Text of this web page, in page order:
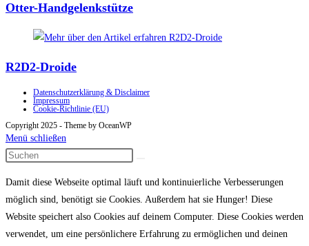
Otter-Handgelenkstütze
R2D2-Droide
Datenschutzerklärung & Disclaimer
Impressum
Cookie-Richtlinie (EU)
Copyright 2025 - Theme by OceanWP
Menü schließen
Damit diese Webseite optimal läuft und kontinuierliche Verbesserungen
möglich sind, benötigt sie Cookies. Außerdem hat sie Hunger! Diese
Website speichert also Cookies auf deinem Computer. Diese Cookies werden
verwendet, um eine persönlichere Erfahrung zu ermöglichen und deinen